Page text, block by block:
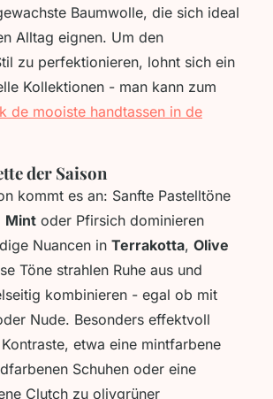
Baumwolle, die sich ideal
Alltag eignen. Um den
zu perfektionieren, lohnt sich ein
Kollektionen - man kann zum
de mooiste handtassen in de
der Saison
kommt es an: Sanfte Pastelltöne
Mint oder Pfirsich dominieren
Nuancen in Terrakotta, Olive
Töne strahlen Ruhe aus und
kombinieren - egal ob mit
Nude. Besonders effektvoll
etwa eine mintfarbene
Schuhen oder eine
Clutch zu olivgrüner